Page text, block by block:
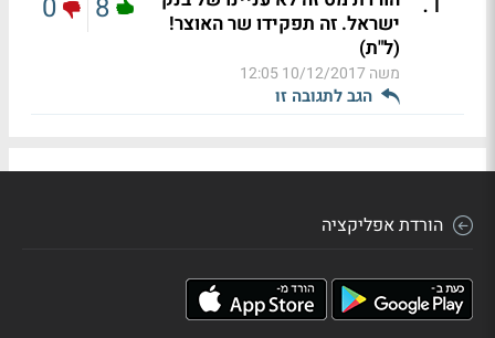
ישראל. זה תפקידו שר האוצר!
(ל"ת)
משה 10/12/2017 12:05
הגב לתגובה זו
8
0
הורדת אפליקציה